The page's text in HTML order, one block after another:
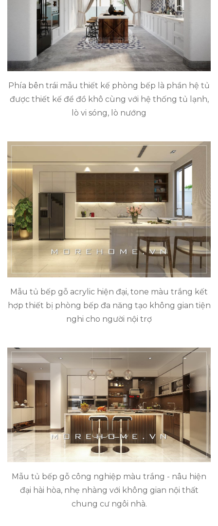
Phía bên trái mẫu thiết kế phòng bếp là phần hệ tủ
được thiết kế để đồ khô cùng với hệ thống tủ lạnh,
lò vi sóng, lò nướng
Mẫu tủ bếp gỗ acrylic hiện đại, tone màu trắng kết
hợp thiết bị phòng bếp đa năng tạo không gian tiện
nghi cho người nội trợ
Mẫu tủ bếp gỗ công nghiệp màu trắng - nâu hiện
đại hài hòa, nhẹ nhàng với không gian nội thất
chung cư ngôi nhà.